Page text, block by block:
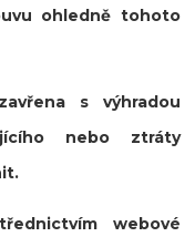
ohledně tohoto
s výhradou
nebo ztráty
webové